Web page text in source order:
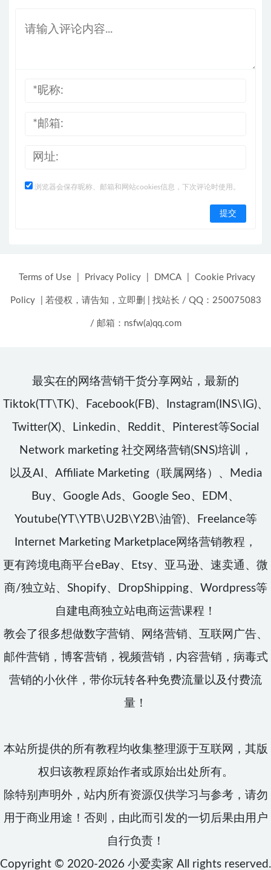
浏览器会保存昵称、邮箱和网站cookies信息，下次评论时使用。
Terms of Use Privacy Policy DMCA Cookie Privacy
Policy 若侵权，请告知，立即删 找站长 / QQ：250075083
/ 邮箱：nsfw(a)qq.com
最实在的网络营销干货分享网站，最新的
Tiktok(TT\TK)、Facebook(FB)、Instagram(INS\IG)、
Twitter(X)、Linkedin、Reddit、Pinterest等Social
Network marketing 社交网络营销(SNS)培训，
以及AI、Affiliate Marketing（联属网络）、Media
Buy、Google Ads、Google Seo、EDM、
Youtube(YT\YTB\U2B\Y2B\油管)、Freelance等
Internet Marketing Marketplace网络营销教程，
更有跨境电商平台eBay、Etsy、亚马逊、速卖通、微
商/独立站、Shopify、DropShipping、Wordpress等
自建电商独立站电商运营课程！
教会了很多想做数字营销、网络营销、互联网广告、
邮件营销，博客营销，视频营销，内容营销，病毒式
营销的小伙伴，带你玩转各种免费流量以及付费流
量！
本站所提供的所有教程均收集整理源于互联网，其版
权归该教程原始作者或原始出处所有。
除特别声明外，站内所有资源仅供学习与参考，请勿
用于商业用途！否则，由此而引发的一切后果由用户
自行负责！
Copyright © 2020-2026 小爱卖家 All rights reserved.